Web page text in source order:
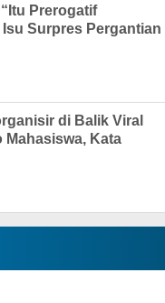
Prerogatif
Surpres Pergantian
di Balik Viral
Mahasiswa, Kata